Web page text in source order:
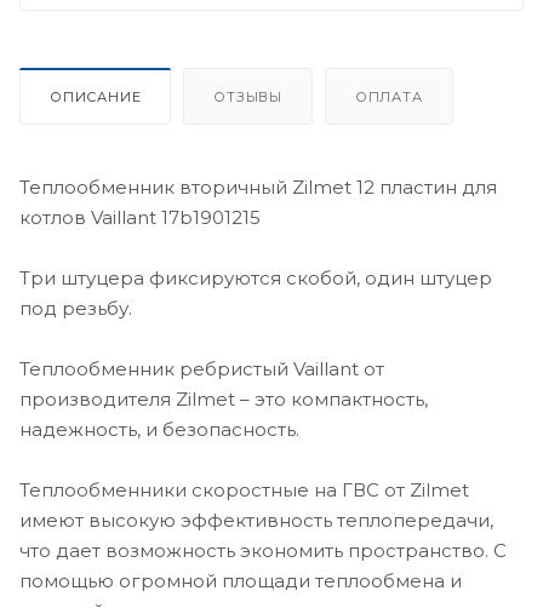
ОПИСАНИЕ ОТЗЫВЫ ОПЛАТА
Теплообменник вторичный Zilmet 12 пластин для
котлов Vaillant 17b1901215
Три штуцера фиксируются скобой, один штуцер
под резьбу.
Теплообменник ребристый Vaillant от
производителя Zilmet – это компактность,
надежность, и безопасность.
Теплообменники скоростные на ГВС от Zilmet
имеют высокую эффективность теплопередачи,
что дает возможность экономить пространство. С
помощью огромной площади теплообмена и